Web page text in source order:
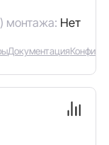
монтажа: Нет
Документация